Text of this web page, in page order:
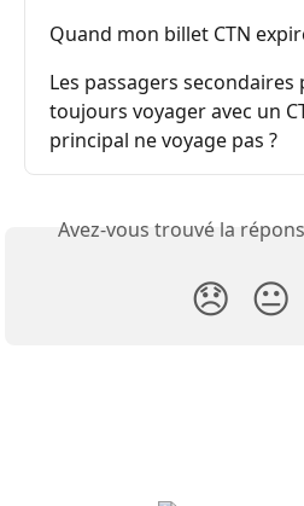
Quand mon billet CTN
Les passagers secondaires
toujours voyager avec un
principal ne voyage pas ?
Avez-vous trouvé la
😞 😐